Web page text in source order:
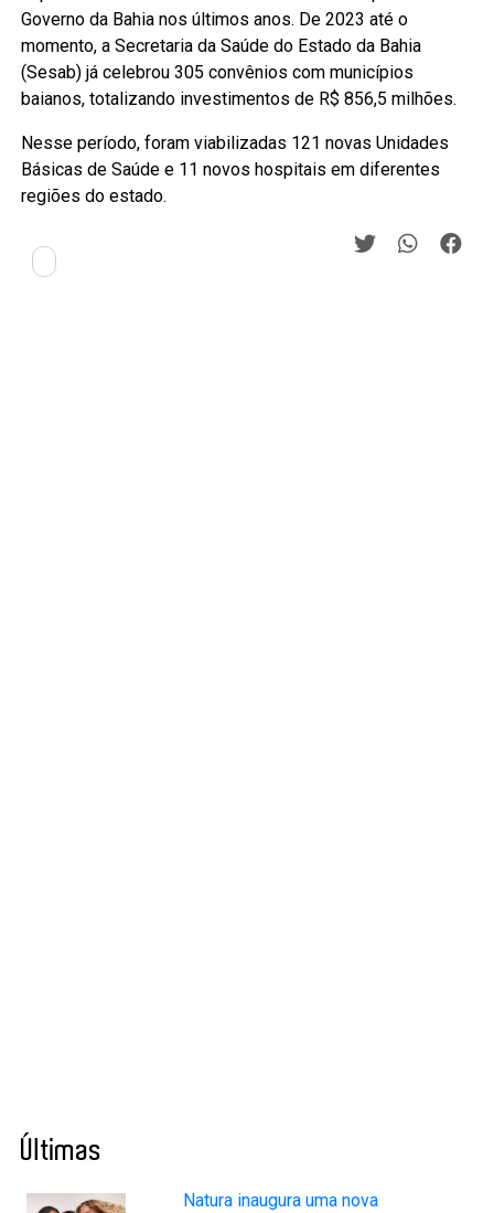
Governo da Bahia nos últimos anos. De 2023 até o
momento, a Secretaria da Saúde do Estado da Bahia
(Sesab) já celebrou 305 convênios com municípios
baianos, totalizando investimentos de R$ 856,5 milhões.
Nesse período, foram viabilizadas 121 novas Unidades
Básicas de Saúde e 11 novos hospitais em diferentes
regiões do estado.
Últimas
Natura inaugura uma nova